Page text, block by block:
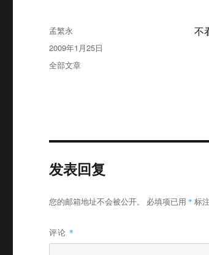
不
作
者
孟繁永
发
布
于
2009年1月25日
分
全部文章
发表回复
您的邮箱地址不会被公开。 必填项已用 * 标注
评论 *